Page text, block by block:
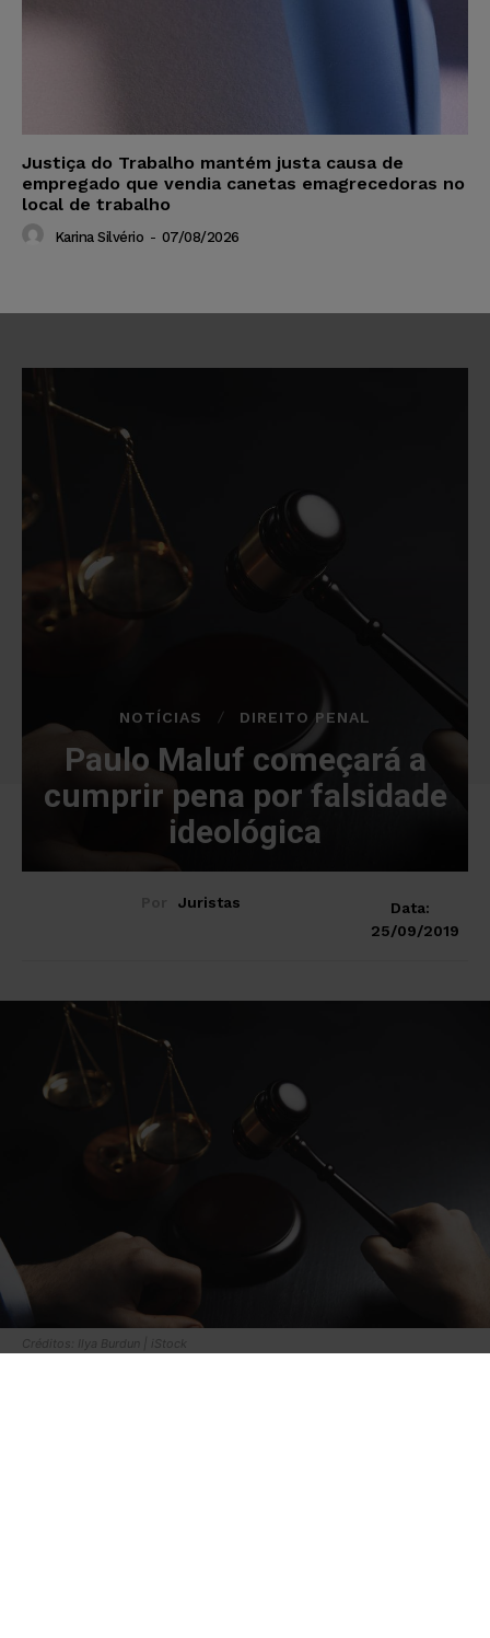
Justiça do Trabalho mantém justa causa de
empregado que vendia canetas emagrecedoras no
local de trabalho
Karina Silvério - 07/08/2026